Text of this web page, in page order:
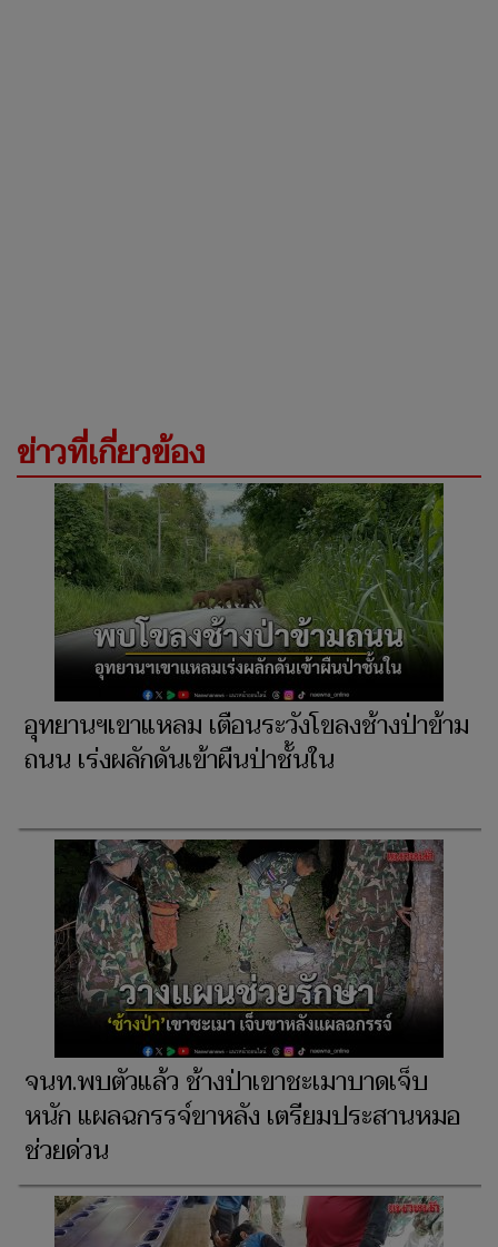
ข่าวที่เกี่ยวข้อง
อุทยานฯเขาแหลม เตือนระวังโขลงช้างป่าข้าม
ถนน เร่งผลักดันเข้าผืนป่าชั้นใน
จนท.พบตัวแล้ว ช้างป่าเขาชะเมาบาดเจ็บ
หนัก แผลฉกรรจ์ขาหลัง เตรียมประสานหมอ
ช่วยด่วน